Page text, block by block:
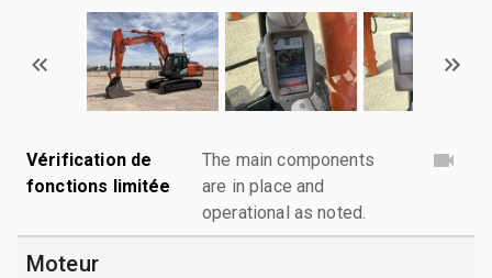
Vérification de
fonctions limitée
The main components
are in place and
operational as noted.
Moteur